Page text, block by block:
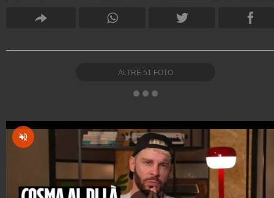
ALTRE 51 FOTO